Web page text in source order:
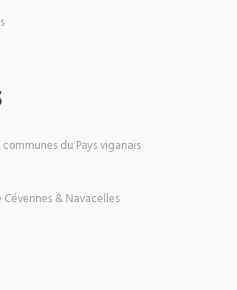
du Pays viganais
& Navacelles